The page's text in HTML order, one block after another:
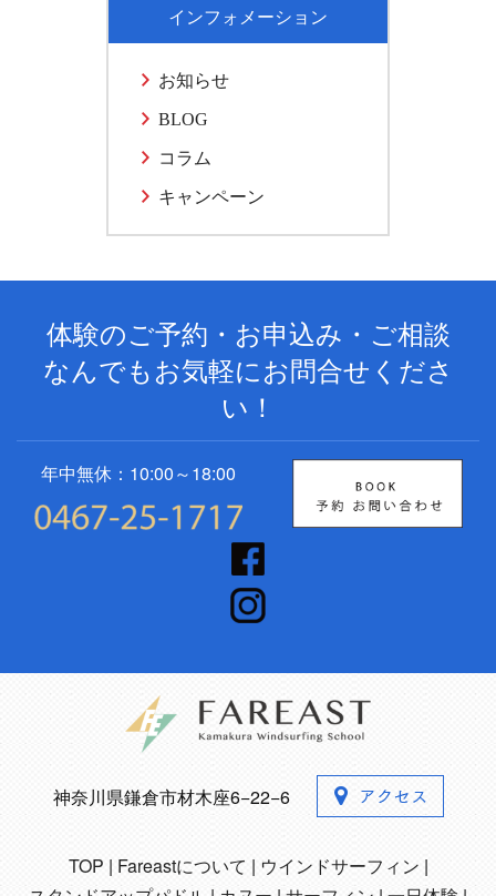
インフォメーション
お知らせ
BLOG
コラム
キャンペーン
体験のご予約・お申込み・ご相談
なんでもお気軽にお問合せくださ
い！
年中無休：10:00～18:00
神奈川県鎌倉市材木座6−22−6
TOP Fareastについて
ウインドサーフィン